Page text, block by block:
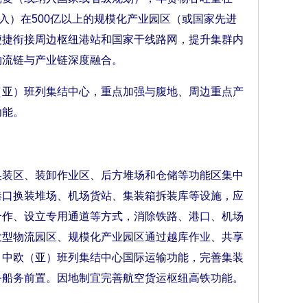
）在500亿以上的规模化产业园区（或国家先进
衔接周边枢纽港站和国家干线路网，提升集群内
链与产业链深度融合。
班列集结中心，重点加强与腹地、周边重点产
。
、装卸作业区、后方堆场和仓储等功能区集中
换装堆场、机场货站、集装箱拆装库等设施，应
、设立专用通道等方式，消除铁路、港口、机场
物流园区、规模化产业园区通过越库作业、共享
欧（亚）班列集结中心国际运输功能，完善集装
务前置。因地制宜完善航空货运枢纽高铁功能。